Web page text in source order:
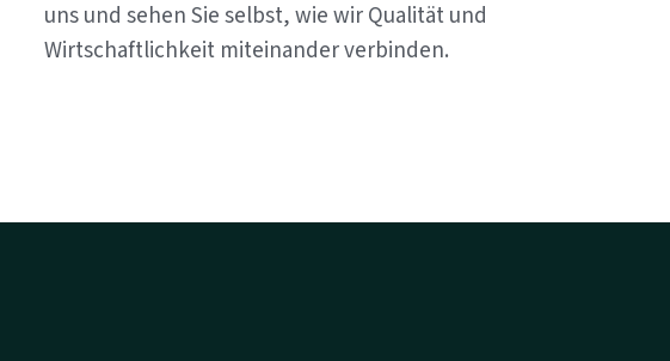
uns und sehen Sie selbst, wie wir Qualität und
Wirtschaftlichkeit miteinander verbinden.